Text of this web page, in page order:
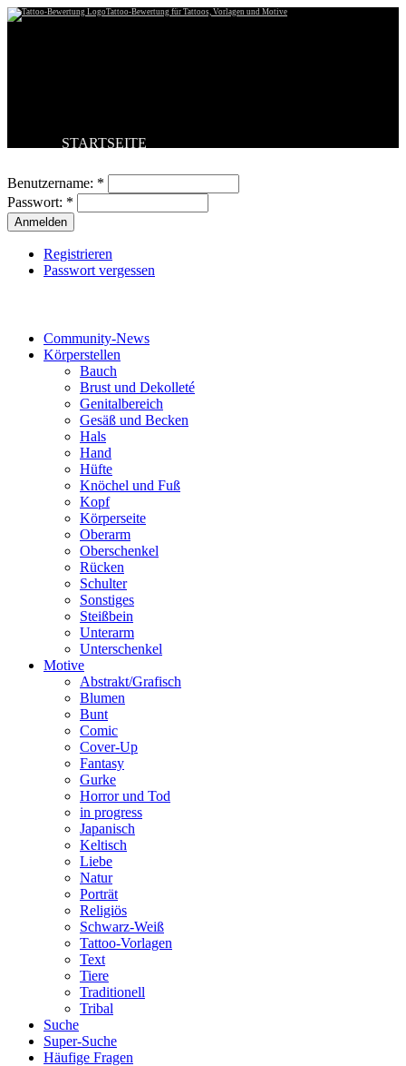
Tattoo-Bewertung für Tattoos, Vorlagen und Motive
STARTSEITE
BESTE TATTOOS
NEUESTE TATTOOS
KOMMENTARE
FORUM
Benutzername: *
Passwort: *
Registrieren
Passwort vergessen
Community-News
Körperstellen
Bauch
Brust und Dekolleté
Genitalbereich
Gesäß und Becken
Hals
Hand
Hüfte
Knöchel und Fuß
Kopf
Körperseite
Oberarm
Oberschenkel
Rücken
Schulter
Sonstiges
Steißbein
Unterarm
Unterschenkel
Motive
Abstrakt/Grafisch
Blumen
Bunt
Comic
Cover-Up
Fantasy
Gurke
Horror und Tod
in progress
Japanisch
Keltisch
Liebe
Natur
Porträt
Religiös
Schwarz-Weiß
Tattoo-Vorlagen
Text
Tiere
Traditionell
Tribal
Suche
Super-Suche
Häufige Fragen